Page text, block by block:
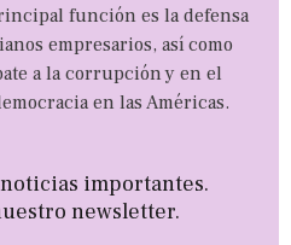
función es la defensa
empresarios, así como
a la corrupción y en el
en las Américas.
importantes.
newsletter.